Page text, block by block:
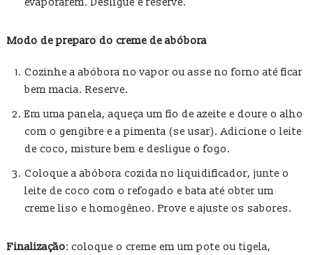
Modo de preparo do creme de abóbora
Cozinhe a abóbora no vapor ou asse no forno até ficar
bem macia. Reserve.
Em uma panela, aqueça um fio de azeite e doure o alho
com o gengibre e a pimenta (se usar). Adicione o leite
de coco, misture bem e desligue o fogo.
Coloque a abóbora cozida no liquidificador, junte o
leite de coco com o refogado e bata até obter um
creme liso e homogêneo. Prove e ajuste os sabores.
Finalização: coloque o creme em um pote ou tigela,